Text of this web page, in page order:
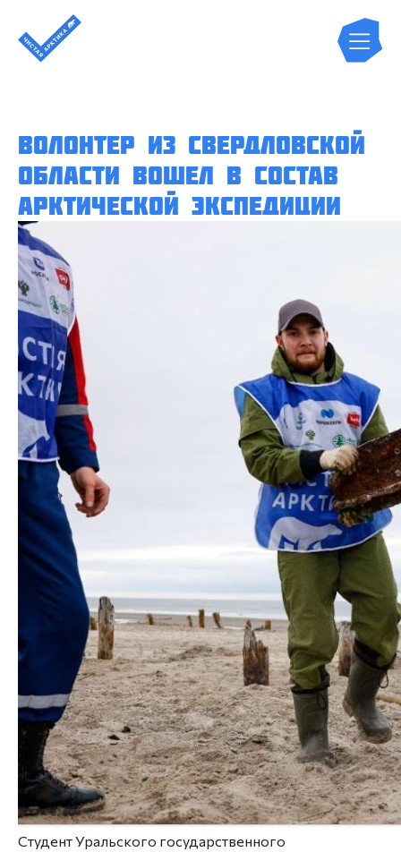
Волонтер из Свердловской
области вошел в состав
Арктической экспедиции
Студент Уральского государственного